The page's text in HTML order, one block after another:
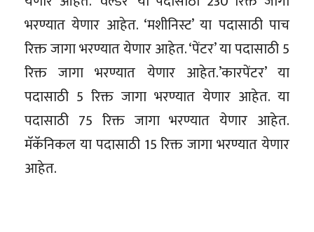
भरण्यात येणार आहेत. ‘मशीनिस्ट’ या पदासाठी पाच
रिक्त जागा भरण्यात येणार आहेत. ‘पेंटर’ या पदासाठी 5
रिक्त जागा भरण्यात येणार आहेत.’कारपेंटर’ या
पदासाठी 5 रिक्त जागा भरण्यात येणार आहेत. या
पदासाठी 75 रिक्त जागा भरण्यात येणार आहेत.
मॅकॅनिकल या पदासाठी 15 रिक्त जागा भरण्यात येणार
आहेत.